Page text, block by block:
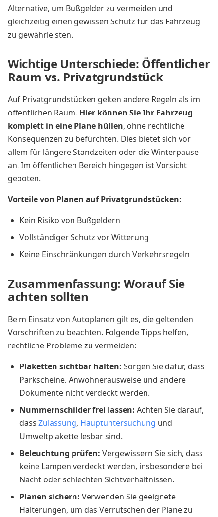
Alternative, um Bußgelder zu vermeiden und
gleichzeitig einen gewissen Schutz für das Fahrzeug
zu gewährleisten.
Wichtige Unterschiede: Öffentlicher
Raum vs. Privatgrundstück
Auf Privatgrundstücken gelten andere Regeln als im
öffentlichen Raum. Hier können Sie Ihr Fahrzeug
komplett in eine Plane hüllen, ohne rechtliche
Konsequenzen zu befürchten. Dies bietet sich vor
allem für längere Standzeiten oder die Winterpause
an. Im öffentlichen Bereich hingegen ist Vorsicht
geboten.
Vorteile von Planen auf Privatgrundstücken:
Kein Risiko von Bußgeldern
Vollständiger Schutz vor Witterung
Keine Einschränkungen durch Verkehrsregeln
Zusammenfassung: Worauf Sie
achten sollten
Beim Einsatz von Autoplanen gilt es, die geltenden
Vorschriften zu beachten. Folgende Tipps helfen,
rechtliche Probleme zu vermeiden:
Plaketten sichtbar halten: Sorgen Sie dafür, dass
Parkscheine, Anwohnerausweise und andere
Dokumente nicht verdeckt werden.
Nummernschilder frei lassen: Achten Sie darauf,
dass Zulassung, Hauptuntersuchung und
Umweltplakette lesbar sind.
Beleuchtung prüfen: Vergewissern Sie sich, dass
keine Lampen verdeckt werden, insbesondere bei
Nacht oder schlechten Sichtverhältnissen.
Planen sichern: Verwenden Sie geeignete
Halterungen, um das Verrutschen der Plane zu